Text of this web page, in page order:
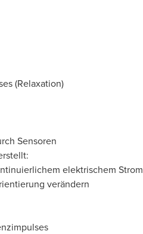
(Relaxation)
Sensoren
elektrischem Strom
verändern